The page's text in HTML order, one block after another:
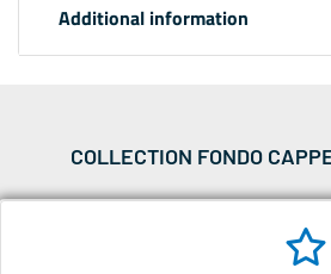
Additional information
COLLECTION FONDO